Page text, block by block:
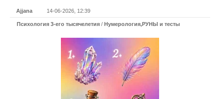
Ajjana 14-06-2026, 12:39
Психология 3-его тысячелетия / Нумерология,РУНЫ и тесты